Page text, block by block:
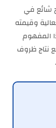
شائع في
وقيمته
المفهوم
نتاج ظروف